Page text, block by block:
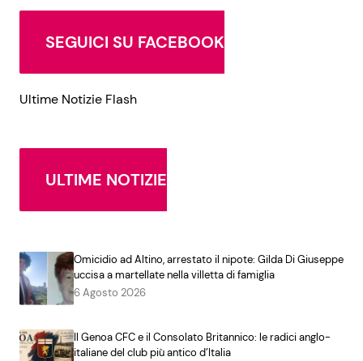
SEGUICI SU FACEBOOK
Ultime Notizie Flash
ULTIME NOTIZIE
Omicidio ad Altino, arrestato il nipote: Gilda Di Giuseppe
uccisa a martellate nella villetta di famiglia
6 Agosto 2026
Il Genoa CFC e il Consolato Britannico: le radici anglo-
italiane del club più antico d’Italia